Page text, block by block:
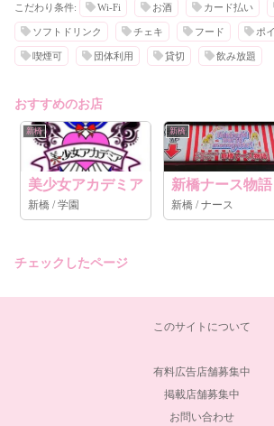
こだわり条件: Wi-Fi お酒 カード払い
ソフトドリンク チェキ フード ポ
喫煙可 団体利用 貸切 飲み放題
おすすめのお店
新橋
美少女アカデミア
新橋 / 学園
新橋
新橋ナース物語
新橋 / ナース
チェックしたページ
このサイトについて
有料広告店舗募集中
掲載店舗募集中
お問い合わせ